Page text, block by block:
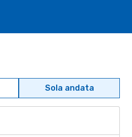
Sola andata